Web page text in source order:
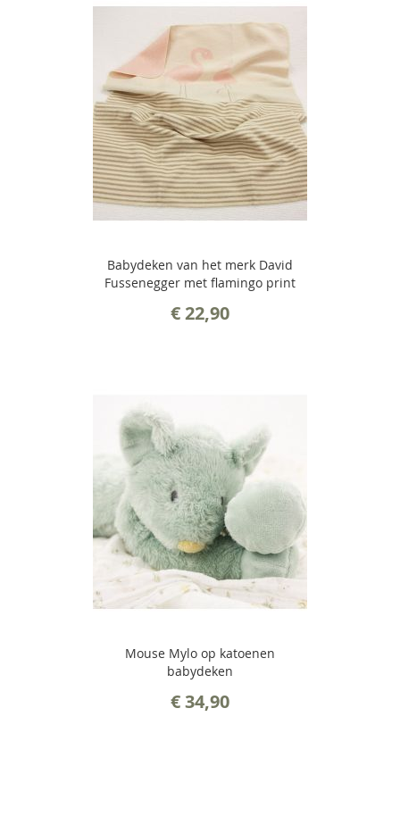
Babydeken van het merk David
Fussenegger met flamingo print
€ 22,90
Mouse Mylo op katoenen
babydeken
€ 34,90